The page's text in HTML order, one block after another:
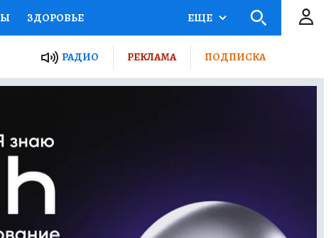
ЗДОРОВЬЕ
РОССИИ
ПУТЕВОДИТЕЛЬ
ГИД ПОТРЕБИТЕЛЯ
ЕЩЕ
РАДИО РЕКЛАМА ПОДПИСКА